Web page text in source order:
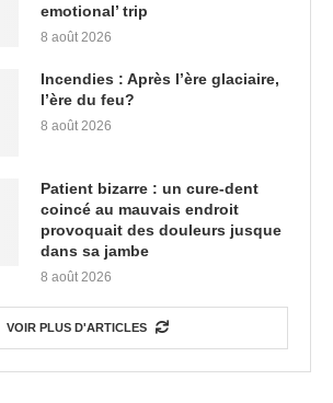
emotional’ trip
8 août 2026
Incendies : Après l’ère glaciaire,
l’ère du feu?
8 août 2026
Patient bizarre : un cure-dent
coincé au mauvais endroit
provoquait des douleurs jusque
dans sa jambe
8 août 2026
VOIR PLUS D'ARTICLES